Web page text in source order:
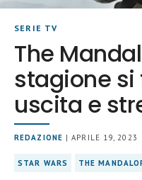
SERIE TV
The
stagione si
uscita e
REDAZIONE | APRILE 19, 2023
STAR WARS THE